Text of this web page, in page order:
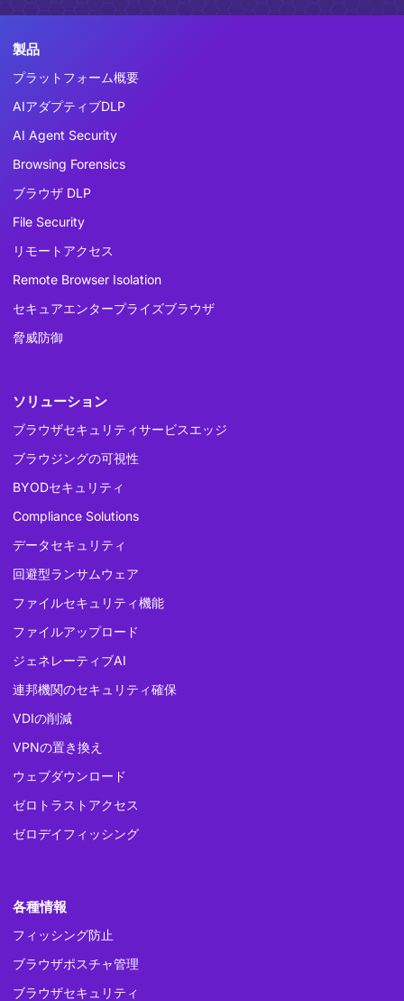
製品
プラットフォーム概要
AIアダプティブDLP
AI Agent Security
Browsing Forensics
ブラウザ DLP
File Security
リモートアクセス
Remote Browser Isolation
セキュアエンタープライズブラウザ
脅威防御
ソリューション
ブラウザセキュリティサービスエッジ
ブラウジングの可視性
BYODセキュリティ
Compliance Solutions
データセキュリティ
回避型ランサムウェア
ファイルセキュリティ機能
ファイルアップロード
ジェネレーティブAI
連邦機関のセキュリティ確保
VDIの削減
VPNの置き換え
ウェブダウンロード
ゼロトラストアクセス
ゼロデイフィッシング
各種情報
フィッシング防止
ブラウザポスチャ管理
ブラウザセキュリティ